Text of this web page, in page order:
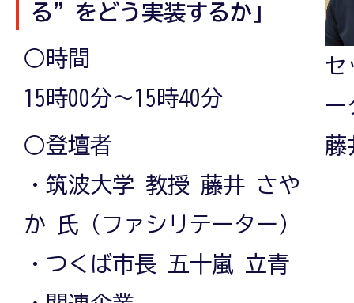
セ
ー
藤
る”をどう実装するか」
○時間
15時00分～15時40分
○登壇者
・筑波大学 教授 藤井 さや
か 氏（ファシリテーター）
・つくば市長 五十嵐 立青